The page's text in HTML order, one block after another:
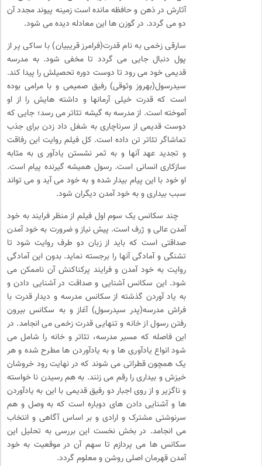
آثارش در ذهن و حافظه مانده است زمینه پیوند مجدد آن
دو می گردد. در گوزن ها این معادله دیده می شود.
سارقی زخمی به نام قدرت(فرامرز قریبیان) با ساکی پر از
پول دنبال جایی می گردد تا مخفی شود. به مدرسه
قدیمی خود می رود تا دوست دوره تحصیلش را پیدا کند.
سیدرسول(بهروز وثوقی) رفیق صمیمی و با مرامی بوده
است که قدرت خیلی آرمانها و داشته هایش را از او
آموخته است. از مدرسه به گیشه تئاتر می رسد؛ جایی که
دوست قدیمی از سرناچاری به شغل داد زدن برای جذب
تماشاگر تئاتر تن داده است. کل فیلم روایت این رفاقت
و تجدید عهد آنها و به ثمر نشستن یادآور ی به مثابه
سازکاری انسانی است. رسول همیشه گیرنده پیام است.
او خود با این پیام بیدار شده و به خود می آید و می تواند
سبب بیداری و به خود آمدن دیگران شود.
چند سکانس یک سوم اول فیلم از منظر فرایند به خود
آمدن عالی و ژرف است. پیش نیاز و ضرورت به خود آمدن
صداقتی است که باید از زبان دو طرف روایت شود تا
تشنگی و آمادگی آنها را برجسته نماید. بدون این آمادگی
روایت به خود آمدن و فرایند پرکناکنش آن ناممکن می
شود. این سکانس آشنایی و صداقت در آشنایی دادن و
به یاد آوردن گذشته از سکانس مدرسه و دیدار قدرت با
فراش مدرسه(پدر سیدرسول) آغاز و به سکانس بیرون
رفتن رسول از خانه و تنهایی قدرت زخمی می انجامد. در
این فاصله که مسیر مدرسه، تئاتر و خانه را شامل می
شود انواع یادآوری ها و به یادآوردن ها مطرح شده و هر
یک همچون قطراتی می شوند که در نهایت رود خروشان
خیزش و بیداری را رقم می زنند. به هم رسیدن نا خواسته
و ناگزیر و از روی اجبار دو رفیق قدیمی با این به یادآوردن
ها و آشنایی دادن های دوباره است که به وصل و هم
سرنوشتی مشترک و ارادی و بر اساس آگاهی و انتخاب
می انجامد. در بخش نخست این بررسی به تحلیل این
سکانس ها می پردازم تا سهم آن در موقعیت به خود
آمدن قهرمان اصلی روشن و معلوم گردد.